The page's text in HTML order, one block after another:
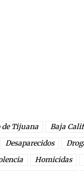
Tijuana Baja
Desaparecidos
Homicidas